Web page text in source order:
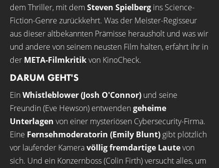
dem Thriller, mit dem Steven Spielberg ins Science-
Fiction-Genre zurückkehrt. Was der Meister-Regisseur
aus dieser altbekannten Prämisse herausholt und was wir
und andere von seinem neusten Film halten, erfahrt ihr in
der META-Filmkritikvon KinoCheck.
DARUM GEHT'S
Ein Whistleblower(Josh O'Connor) und seine
Freundin (Eve Hewson) entwenden geheime
Unterlagen von einer mysteriösen Cybersecurity-Firma.
Eine Fernsehmoderatorin (Emily Blunt) gibt plötzlich
vor laufender Kameravöllig fremdartige Lautevon
sich. Und ein Konzernboss (Colin Firth) versucht alles, um